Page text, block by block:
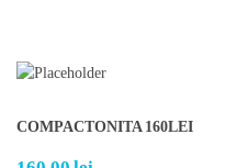
COMPACTONITA 160LEI